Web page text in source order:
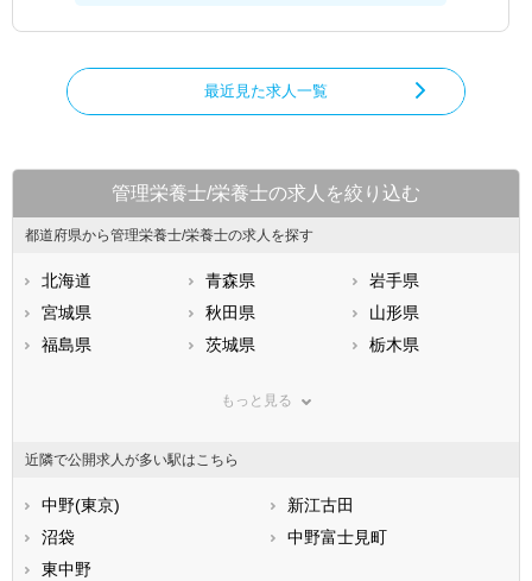
最近見た求人一覧
管理栄養士/栄養士の求人を絞り込む
都道府県から管理栄養士/栄養士の求人を探す
北海道 青森県
岩手県
宮城県
秋田県
山形県
福島県
茨城県
栃木県
神奈川県
石川県
福井県
静岡県
滋賀県
大阪府
兵庫県
もっと見る
近隣で公開求人が多い駅はこちら
中野(東京)
新江古田
沼袋
中野富士見町
東中野